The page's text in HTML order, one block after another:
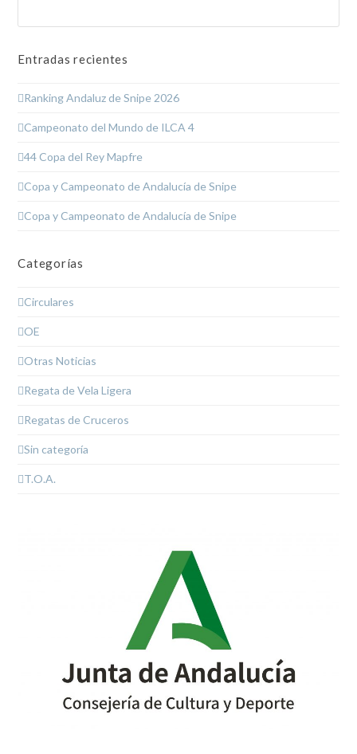
Entradas recientes
Ranking Andaluz de Snipe 2026
Campeonato del Mundo de ILCA 4
44 Copa del Rey Mapfre
Copa y Campeonato de Andalucía de Snipe
Copa y Campeonato de Andalucía de Snipe
Categorías
Circulares
OE
Otras Noticias
Regata de Vela Ligera
Regatas de Cruceros
Sin categoría
T.O.A.